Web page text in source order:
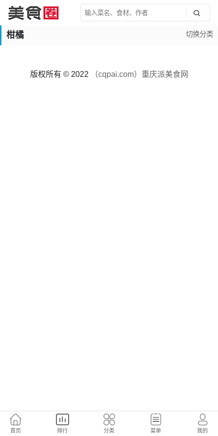
切换分类
柑橘
版权所有 © 2022 （cqpai.com）重庆派美食网
首页 排行 分类 菜单 我的